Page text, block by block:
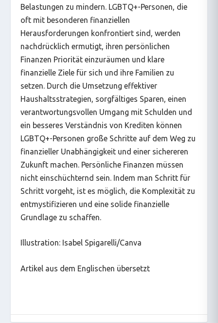
Belastungen zu mindern. LGBTQ+-Personen, die
oft mit besonderen finanziellen
Herausforderungen konfrontiert sind, werden
nachdrücklich ermutigt, ihren persönlichen
Finanzen Priorität einzuräumen und klare
finanzielle Ziele für sich und ihre Familien zu
setzen. Durch die Umsetzung effektiver
Haushaltsstrategien, sorgfältiges Sparen, einen
verantwortungsvollen Umgang mit Schulden und
ein besseres Verständnis von Krediten können
LGBTQ+-Personen große Schritte auf dem Weg zu
finanzieller Unabhängigkeit und einer sichereren
Zukunft machen. Persönliche Finanzen müssen
nicht einschüchternd sein. Indem man Schritt für
Schritt vorgeht, ist es möglich, die Komplexität zu
entmystifizieren und eine solide finanzielle
Grundlage zu schaffen.
Illustration: Isabel Spigarelli/Canva
Artikel aus dem Englischen übersetzt